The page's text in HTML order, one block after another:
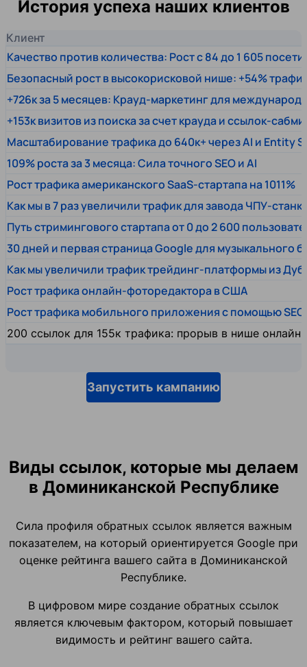
История успеха наших клиентов
Клиент
Качество против количества: Рост с 84 до 1 605
Безопасный рост в высокорисковой нише: +54%
+726к за 5 месяцев: Крауд-маркетинг для
+153к визитов из поиска за счет крауда и ссылок-
Масштабирование трафика до 640к+ через AI и Entity
109% роста за 3 месяца: Сила точного SEO и AI
Рост трафика американского SaaS-стартапа на 1011%
Как мы в 7 раз увеличили трафик для завода ЧПУ-
Путь стримингового стартапа от 0 до 2 600
30 дней и первая страница Google для музыкального
Как мы увеличили трафик трейдинг-платформы из
Рост трафика онлайн-фоторедактора в США
Рост трафика мобильного приложения с помощью SEO
200 ссылок для 155к трафика: прорыв в нише
Запустить кампанию
Виды ссылок, которые мы делаем
в Доминиканской Республике
Сила профиля обратных ссылок является важным
показателем, на который ориентируется Google при
оценке рейтинга вашего сайта в Доминиканской
Республике.
В цифровом мире создание обратных ссылок
является ключевым фактором, который повышает
видимость и рейтинг вашего сайта.